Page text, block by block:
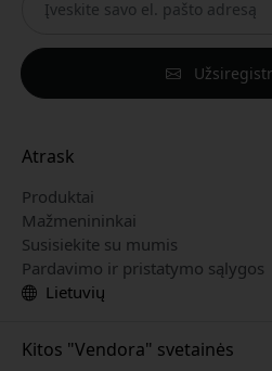
Atrask
Produktai
Mažmenininkai
Susisiekite su mumis
Pardavimo ir pristatymo sąlygos
Lietuvių
Kitos "Vendora" svetainės